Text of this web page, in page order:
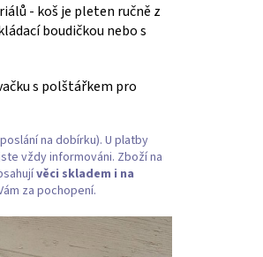
- koš je pleten ručně z
boudičkou nebo s
s polštářkem pro
na dobírku). U platby
vždy informováni. Zboží na
věci skladem i na
za pochopení.